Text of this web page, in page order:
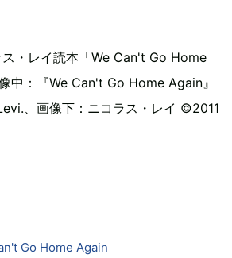
ス・レイ読本「We Can't Go Home
中：『We Can't Go Home Again』
、画像下：ニコラス・レイ ©2011
Go Home Again